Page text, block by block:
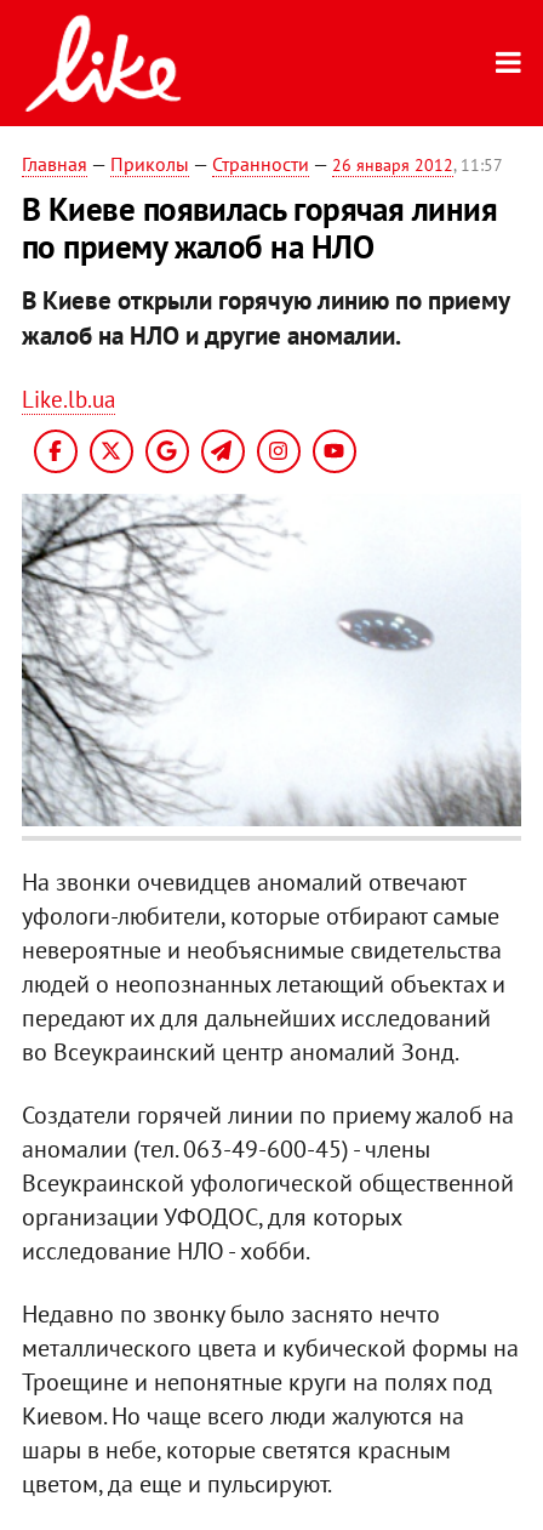
Главная — Приколы — Странности — 26 января 2012, 11:57
В Киеве появилась горячая линия
по приему жалоб на НЛО
В Киеве открыли горячую линию по приему
жалоб на НЛО и другие аномалии.
Like.lb.ua
На звонки очевидцев аномалий отвечают
уфологи-любители, которые отбирают самые
невероятные и необъяснимые свидетельства
людей о неопознанных летающий объектах и
передают их для дальнейших исследований
во Всеукраинский центр аномалий Зонд.
Создатели горячей линии по приему жалоб на
аномалии (тел. 063-49-600-45) - члены
Всеукраинской уфологической общественной
организации УФОДОС, для которых
исследование НЛО - хобби.
Недавно по звонку было заснято нечто
металлического цвета и кубической формы на
Троещине и непонятные круги на полях под
Киевом. Но чаще всего люди жалуются на
шары в небе, которые светятся красным
цветом, да еще и пульсируют.